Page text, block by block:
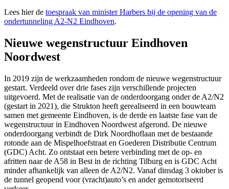
Lees hier de toespraak van minister Harbers bij de opening van de
ondertunneling A2-N2 Eindhoven.
Nieuwe wegenstructuur Eindhoven
Noordwest
In 2019 zijn de werkzaamheden rondom de nieuwe wegenstructuur
gestart. Verdeeld over drie fases zijn verschillende projecten
uitgevoerd. Met de realisatie van de onderdoorgang onder de A2/N2
(gestart in 2021), die Strukton heeft gerealiseerd in een bouwteam
samen met gemeente Eindhoven, is de derde en laatste fase van de
wegenstructuur in Eindhoven Noordwest afgerond. De nieuwe
onderdoorgang verbindt de Dirk Noordhoflaan met de bestaande
rotonde aan de Mispelhoefstraat en Goederen Distributie Centrum
(GDC) Acht. Zo ontstaat een betere verbinding met de op- en
afritten naar de A58 in Best in de richting Tilburg en is GDC Acht
minder afhankelijk van alleen de A2/N2. Vanaf dinsdag 3 oktober is
de tunnel geopend voor (vracht)auto’s en ander gemotoriseerd